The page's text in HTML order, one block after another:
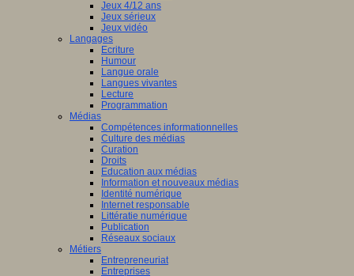
Jeux 4/12 ans
Jeux sérieux
Jeux vidéo
Langages
Ecriture
Humour
Langue orale
Langues vivantes
Lecture
Programmation
Médias
Compétences informationnelles
Culture des médias
Curation
Droits
Education aux médias
Information et nouveaux médias
Identité numérique
Internet responsable
Littératie numérique
Publication
Réseaux sociaux
Métiers
Entrepreneuriat
Entreprises